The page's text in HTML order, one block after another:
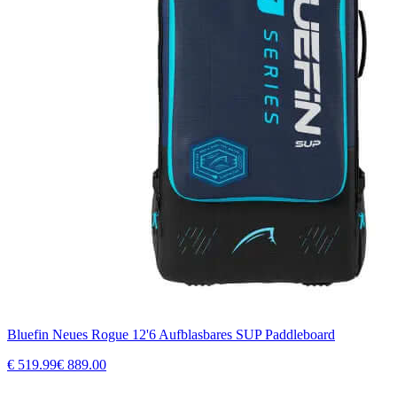
Bluefin Neues Rogue 12'6 Aufblasbares SUP Paddleboard
€ 519.99€ 889.00